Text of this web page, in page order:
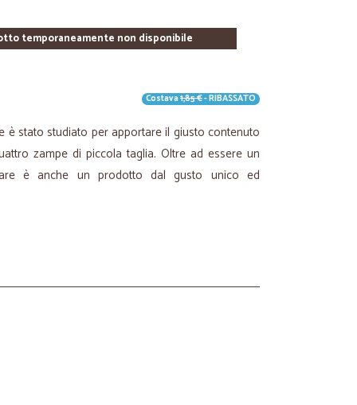
temporaneamente non disponibile
Costava1,85 €- RIBASSATO
è stato studiato per apportare il giusto contenuto
zampe di piccola taglia. Oltre ad essere un
è anche un prodotto dal gusto unico ed